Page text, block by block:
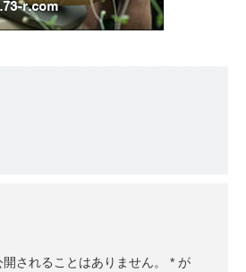
されることはありません。 * が